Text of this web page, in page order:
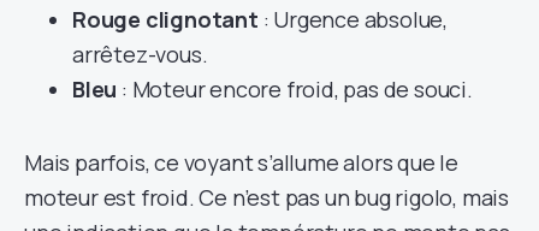
Rouge clignotant : Urgence absolue,
arrêtez-vous.
Bleu : Moteur encore froid, pas de souci.
Mais parfois, ce voyant s’allume alors que le
moteur est froid. Ce n’est pas un bug rigolo, mais